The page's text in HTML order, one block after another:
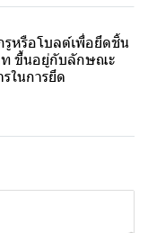
หรือโบลต์เพื่อยึดชิ้น
ท ขึ้นอยู่กับลักษณะ
ในการยึด